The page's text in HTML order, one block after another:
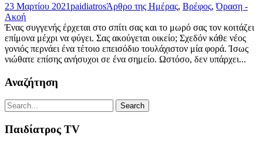
23 Μαρτίου 2021paidiatrosΆρθρο της Ημέρας, Βρέφος, Όραση -
Ακοή
Ένας συγγενής έρχεται στο σπίτι σας και το μωρό σας τον κοιτάζει
επίμονα μέχρι να φύγει. Σας ακούγεται οικείο; Σχεδόν κάθε νέος
γονιός περνάει ένα τέτοιο επεισόδιο τουλάχιστον μία φορά. Ίσως
νιώθατε επίσης ανήσυχοι σε ένα σημείο. Ωστόσο, δεν υπάρχει...
Αναζήτηση
Παιδίατρος TV